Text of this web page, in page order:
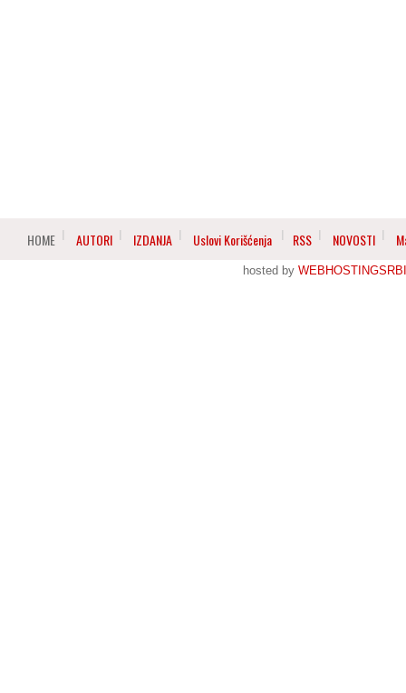
HOME AUTORI IZDANJA Uslovi Korišćenja RSS NOVOSTI
hosted by